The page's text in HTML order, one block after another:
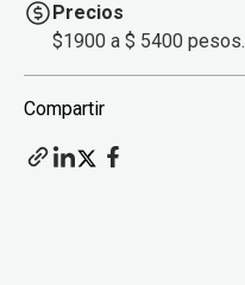
Precios
$1900 a $ 5400 pesos.
Compartir